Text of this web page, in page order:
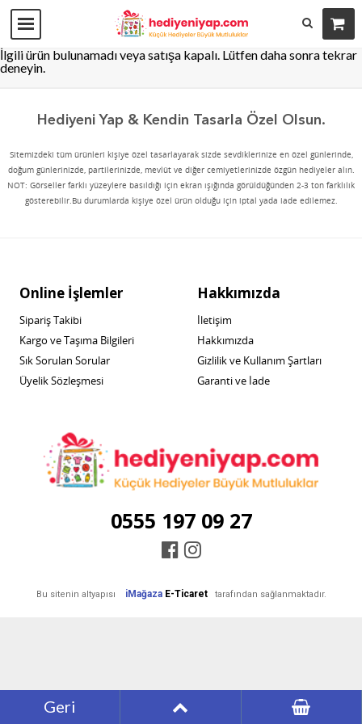
İlgili ürün bulunamadı veya satışa kapalı. Lütfen daha sonra tekrar
deneyin.
Hediyeni Yap & Kendin Tasarla Özel Olsun.
Sitemizdeki tüm ürünleri kişiye özel tasarlayarak sizde sevdiklerinize en özel günlerinde,
doğum günlerinizde, partilerinizde, mevlüt ve diğer cemiyetlerinizde özgün hediyeler alın.
NOT: Görseller farklı yüzeylere basıldığı için ekran ışığında görüldüğünden 2-3 ton farklılık
gösterebilir.Bu durumlarda kişiye özel ürün olduğu için iptal yada iade edilemez.
Online İşlemler
Sipariş Takibi
Kargo ve Taşıma Bilgileri
Sık Sorulan Sorular
Üyelik Sözleşmesi
Hakkımızda
İletişim
Hakkımızda
Gizlilik ve Kullanım Şartları
Garanti ve İade
0555 197 09 27
Geri
Bu sitenin altyapısı iMağaza E-Ticaret tarafından sağlanmaktadır.